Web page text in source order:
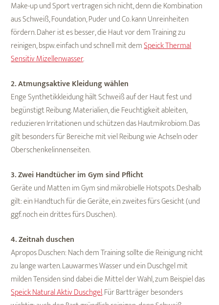
Make-up und Sport vertragen sich nicht, denn die Kombination
aus Schweiß, Foundation, Puder und Co. kann Unreinheiten
fördern. Daher ist es besser, die Haut vor dem Training zu
reinigen, bspw. einfach und schnell mit demSpeick Thermal
Sensitiv Mizellenwasser.
2. Atmungsaktive Kleidung wählen
Enge Synthetikkleidung hält Schweiß auf der Haut fest und
begünstigt Reibung. Materialien, die Feuchtigkeit ableiten,
reduzieren Irritationen und schützen das Hautmikrobiom. Das
gilt besonders für Bereiche mit viel Reibung wie Achseln oder
Oberschenkelinnenseiten.
3. Zwei Handtücher im Gym sind Pflicht
Geräte und Matten im Gym sind mikrobielle Hotspots. Deshalb
gilt: ein Handtuch für die Geräte, ein zweites fürs Gesicht (und
ggf. noch ein drittes fürs Duschen).
4. Zeitnah duschen
Apropos Duschen: Nach dem Training sollte die Reinigung nicht
zu lange warten. Lauwarmes Wasser und ein Duschgel mit
milden Tensiden sind dabei die Mittel der Wahl, zum Beispiel das
Speick Natural Aktiv Duschgel. Für Bartträger besonders